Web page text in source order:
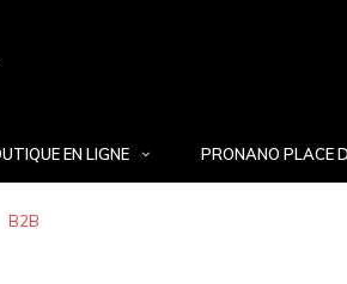
EN LIGNE PRONANO PLACE
B2B